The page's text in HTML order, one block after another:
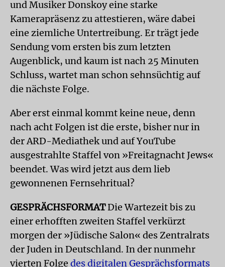
und Musiker Donskoy eine starke
Kamerapräsenz zu attestieren, wäre dabei
eine ziemliche Untertreibung. Er trägt jede
Sendung vom ersten bis zum letzten
Augenblick, und kaum ist nach 25 Minuten
Schluss, wartet man schon sehnsüchtig auf
die nächste Folge.
Aber erst einmal kommt keine neue, denn
nach acht Folgen ist die erste, bisher nur in
der ARD-Mediathek und auf YouTube
ausgestrahlte Staffel von »Freitagnacht Jews«
beendet. Was wird jetzt aus dem lieb
gewonnenen Fernsehritual?
GESPRÄCHSFORMATDie Wartezeit bis zu
einer erhofften zweiten Staffel verkürzt
morgen der »Jüdische Salon« des Zentralrats
der Juden in Deutschland. In der nunmehr
vierten Folge des digitalen Gesprächsformats